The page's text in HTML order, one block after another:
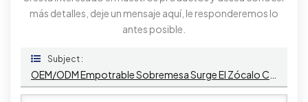
más detalles, deje un mensaje aquí, le responderemos lo
antes posible.
Subject :